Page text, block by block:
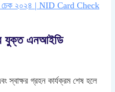
চেক ২০২৪ | NID Card Check
যুক্ত এনআইডি
স্বাক্ষর গ্রহন কার্যক্রম শেষ হলে